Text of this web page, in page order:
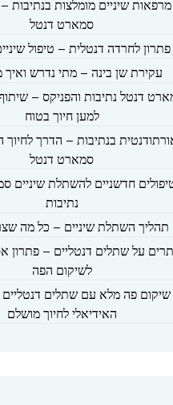
סמארט דנטל
פתרון לחרדה דנטלית – טיפול
עקירת שן בינה – מתי נדרש
דנטל נתיבות והפניקס –
למען חיוך בטוח
בנתיבות – הדרך
סמארט דנטל
חדשניים להשתלת שיניים
נתיבות
תהליך השתלת שיניים – כל מה
על שתלים דנטליים – פתרון
לשיקום הפה
שיקום פה מלא עם שתלים
האידיאלי לחיוך מושלם